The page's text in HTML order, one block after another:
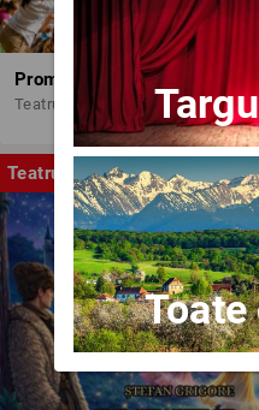
Promit să mă joc!
Teatrul Amzei
Teatru